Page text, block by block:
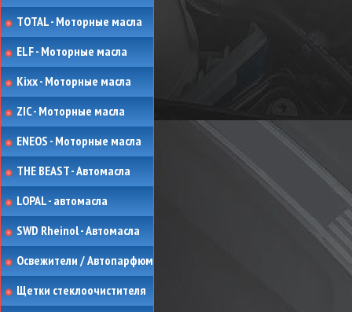
TOTAL - Моторные масла
ELF - Моторные масла
Kixx - Моторные масла
ZIC - Моторные масла
ENEOS - Моторные масла
THE BEAST - Автомасла
LOPAL - автомасла
SWD Rheinol - Автомасла
Освежители / Автопарфюм
Щетки стеклоочистителя